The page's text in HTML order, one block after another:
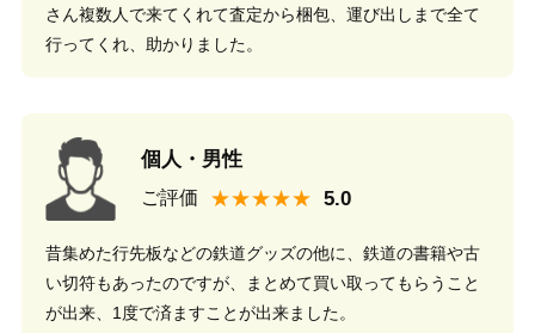
さん複数人で来てくれて査定から梱包、運び出しまで全て
行ってくれ、助かりました。
個人・男性
ご評価 ★★★★★
昔集めた行先板などの鉄道グッズの他に、鉄道の書籍や古
い切符もあったのですが、まとめて買い取ってもらうこと
が出来、1度で済ますことが出来ました。